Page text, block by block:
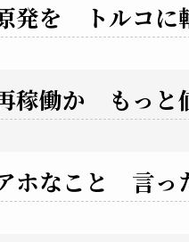
発を トルコ
稼働か もっと
ホなこと 言